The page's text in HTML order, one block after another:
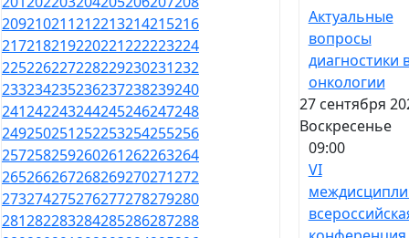
209210211212213214215216
217218219220221222223224
225226227228229230231232
233234235236237238239240
241242243244245246247248
249250251252253254255256
257258259260261262263264
265266267268269270271272
273274275276277278279280
281282283284285286287288
Актуальные
вопросы
диагностики
онкологии
27 сентября
Воскресенье
09:00
VI